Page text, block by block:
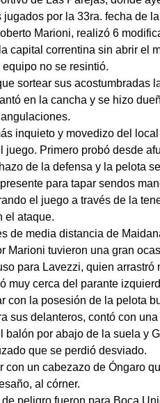
por la 33ra. fecha de
Marioni, realizó 6
capital correntina sin abrir el
no se resintió.
sortear sus acostumbradas
en la cancha y se hizo
inquieto y movedizo del
juego. Primero probó desde
de la defensa y la pelota
para tapar sendos
el juego a través de la
el ataque.
de media distancia de
Marioni tuvieron una gran
para Lavezzi, quien
muy cerca del parante
con la posesión de la pelota
sus delanteros, contó con
balón por abajo de la suela y
que se perdió desviado.
con un cabezazo de Óngaro
al córner.
peligro fueron para Boca